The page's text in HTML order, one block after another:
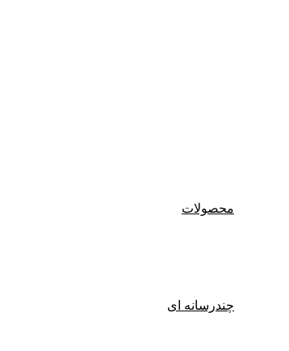
محصولات
چندرسانه ای